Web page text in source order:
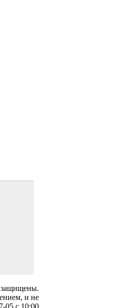
защищены.
и не
05 с 10:00